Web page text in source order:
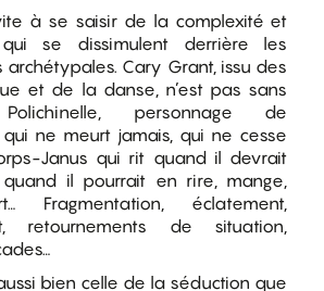
à se saisir de la complexité et
se dissimulent derrière les
Cary Grant, issu des
et de la danse, n’est pas sans
personnage de
qui ne meurt jamais, qui ne cesse
Janus qui rit quand il devrait
quand il pourrait en rire, mange,
Fragmentation, éclatement,
retournements de situation,
bien celle de la séduction que